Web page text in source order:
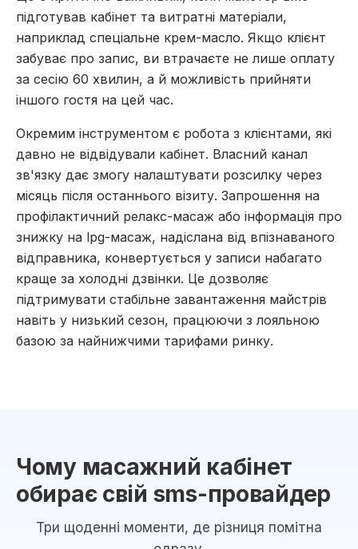
підготував кабінет та витратні матеріали,
наприклад спеціальне крем-масло. Якщо клієнт
забуває про запис, ви втрачаєте не лише оплату
за сесію 60 хвилин, а й можливість прийняти
іншого гостя на цей час.
Окремим інструментом є робота з клієнтами, які
давно не відвідували кабінет. Власний канал
зв'язку дає змогу налаштувати розсилку через
місяць після останнього візиту. Запрошення на
профілактичний релакс-масаж або інформація про
знижку на lpg-масаж, надіслана від впізнаваного
відправника, конвертується у записи набагато
краще за холодні дзвінки. Це дозволяє
підтримувати стабільне завантаження майстрів
навіть у низький сезон, працюючи з лояльною
базою за найнижчими тарифами ринку.
Чому масажний кабінет
обирає свій sms-провайдер
Три щоденні моменти, де різниця помітна